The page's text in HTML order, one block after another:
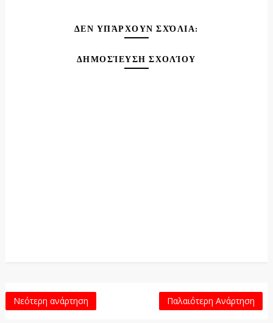
ΔΕΝ ΥΠΆΡΧΟΥΝ ΣΧΌΛΙΑ:
ΔΗΜΟΣΊΕΥΣΗ ΣΧΟΛΊΟΥ
Νεότερη ανάρτηση Παλαιότερη Ανάρτηση